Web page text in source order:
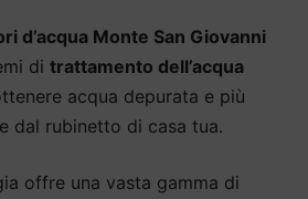
d’acqua Monte San Giovanni
di trattamento dell’acqua
acqua depurata e più
dal rubinetto di casa tua.
offre una vasta gamma di